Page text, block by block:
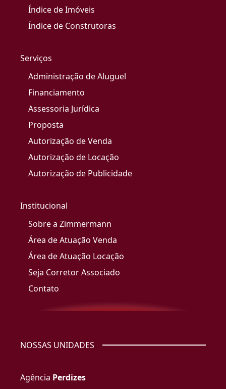
Índice de Imóveis
Índice de Construtoras
Serviços
Administração de Aluguel
Financiamento
Assessoria Jurídica
Proposta
Autorização de Venda
Autorização de Locação
Autorização de Publicidade
Institucional
Sobre a Zimmermann
Área de Atuação Venda
Área de Atuação Locação
Seja Corretor Associado
Contato
NOSSAS UNIDADES
Agência Perdizes